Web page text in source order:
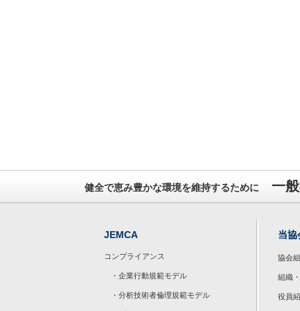
健全で恵み豊かな環境を維持するために 一
JEMCA
コンプライアンス
・企業行動規範モデル
・分析技術者倫理規範モデル
当協
協会
組織
役員